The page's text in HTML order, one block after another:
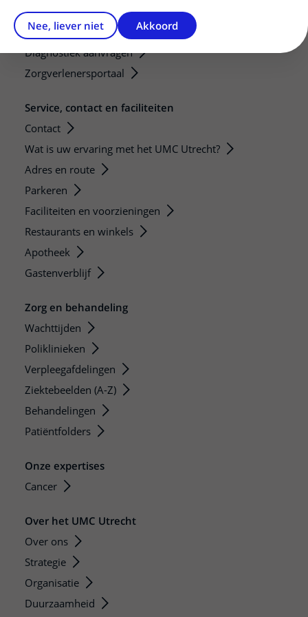
Mijn patiënt verwijzen
Teleconsult aanvragen
Diagnostiek aanvragen
Zorgverlenersportaal
Service, contact en faciliteiten
Contact
Wat is uw ervaring met het UMC Utrecht?
Adres en route
Parkeren
Faciliteiten en voorzieningen
Restaurants en winkels
Apotheek
Gastenverblijf
Zorg en behandeling
Wachttijden
Poliklinieken
Verpleegafdelingen
Ziektebeelden (A-Z)
Behandelingen
Patiëntfolders
Onze expertises
Cancer
Over het UMC Utrecht
Over ons
Strategie
Organisatie
Duurzaamheid
Nee, liever niet Akkoord